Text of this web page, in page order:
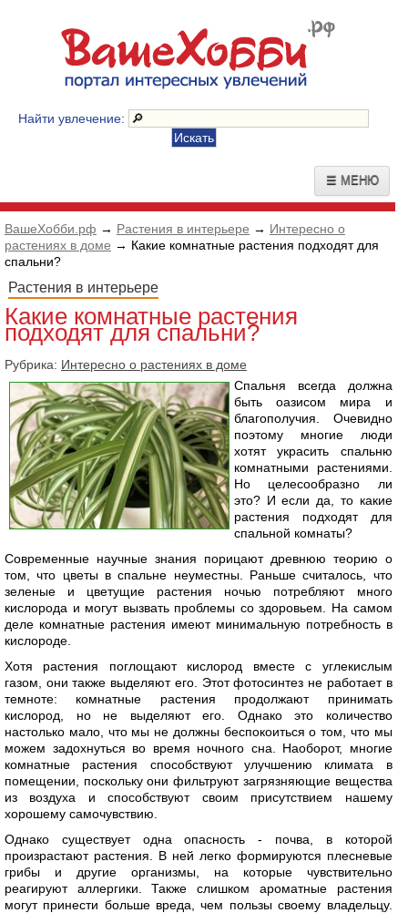
Найти увлечение:
☰ МЕНЮ
ВашеХобби.рф → Растения в интерьере → Интересно о
растениях в доме → Какие комнатные растения подходят для
спальни?
Растения в интерьере
Какие комнатные растения
подходят для спальни?
Рубрика: Интересно о растениях в доме
Спальня всегда должна
быть оазисом мира и
благополучия. Очевидно
поэтому многие люди
хотят украсить спальню
комнатными растениями.
Но целесообразно ли
это? И если да, то какие
растения подходят для
спальной комнаты?
Современные научные знания порицают древнюю теорию о
том, что цветы в спальне неуместны. Раньше считалось, что
зеленые и цветущие растения ночью потребляют много
кислорода и могут вызвать проблемы со здоровьем. На самом
деле комнатные растения имеют минимальную потребность в
кислороде.
Хотя растения поглощают кислород вместе с углекислым
газом, они также выделяют его. Этот фотосинтез не работает в
темноте: комнатные растения продолжают принимать
кислород, но не выделяют его. Однако это количество
настолько мало, что мы не должны беспокоиться о том, что мы
можем задохнуться во время ночного сна. Наоборот, многие
комнатные растения способствуют улучшению климата в
помещении, поскольку они фильтруют загрязняющие вещества
из воздуха и способствуют своим присутствием нашему
хорошему самочувствию.
Однако существует одна опасность - почва, в которой
произрастают растения. В ней легко формируются плесневые
грибы и другие организмы, на которые чувствительно
реагируют аллергики. Также слишком ароматные растения
могут принести больше вреда, чем пользы своему владельцу.